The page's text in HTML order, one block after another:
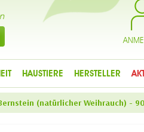
HAUSTIERE HERSTELLER
(natürlicher Weihrauch) -